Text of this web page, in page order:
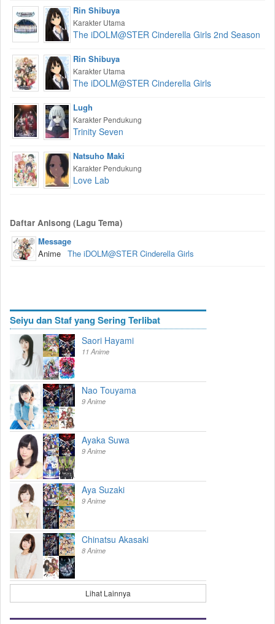
Rin Shibuya
Karakter Utama
The iDOLM@STER Cinderella Girls 2nd Season
Rin Shibuya
Karakter Utama
The iDOLM@STER Cinderella Girls
Lugh
Karakter Pendukung
Trinity Seven
Natsuho Maki
Karakter Pendukung
Love Lab
Daftar Anisong (Lagu Tema)
Message
Anime The iDOLM@STER Cinderella Girls
Seiyu dan Staf yang Sering Terlibat
Saori Hayami
11 Anime
Nao Touyama
9 Anime
Ayaka Suwa
9 Anime
Aya Suzaki
9 Anime
Chinatsu Akasaki
8 Anime
Lihat Lainnya